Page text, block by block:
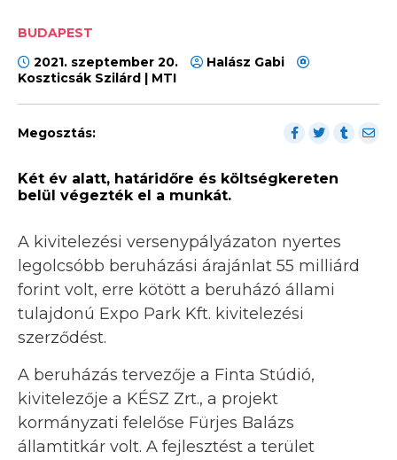
BUDAPEST
2021. szeptember 20.
Halász Gabi
Koszticsák Szilárd | MTI
Megosztás:
Két év alatt, határidőre és költségkereten
belül végezték el a munkát.
A kivitelezési versenypályázaton nyertes
legolcsóbb beruházási árajánlat 55 milliárd
forint volt, erre kötött a beruházó állami
tulajdonú Expo Park Kft. kivitelezési
szerződést.
A beruházás tervezője a Finta Stúdió,
kivitelezője a KÉSZ Zrt., a projekt
kormányzati felelőse Fürjes Balázs
államtitkár volt. A fejlesztést a terület